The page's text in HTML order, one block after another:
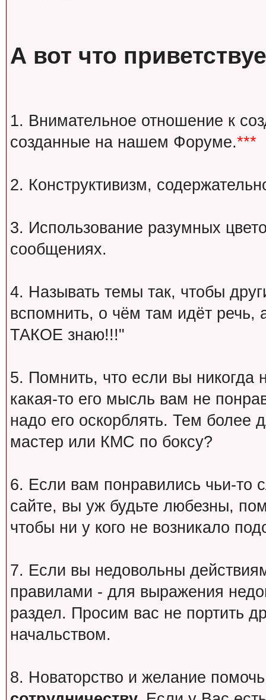
А вот что
1. Внимательное отношение к
созданные на нашем Форуме.***
2. Конструктивизм,
3. Использование разумных
сообщениях.
4. Называть темы так, чтобы
вспомнить, о чём там идёт речь,
ТАКОЕ знаю!!!"
5. Помнить, что если вы никогда
какая-то его мысль вам не
надо его оскорблять. Тем более
мастер или КМС по боксу?
6. Если вам понравились чьи-то
сайте, вы уж будьте любезны,
чтобы ни у кого не возникало
7. Если вы недовольны
правилами - для выражения
раздел. Просим вас не портить
начальством.
8. Новаторство и желание